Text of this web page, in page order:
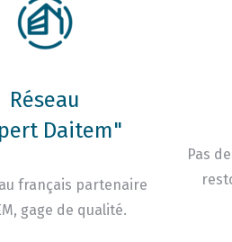
Réseau
Daitem"
français partenaire
gage de qualité.
Pas